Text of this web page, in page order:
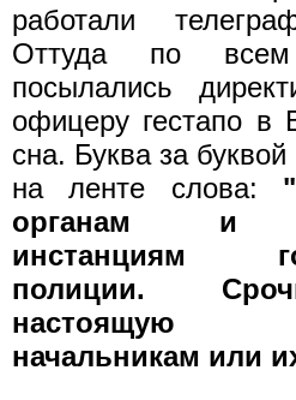
работали
Оттуда по всем
посылались
офицеру гестапо
сна. Буква за
на ленте слова:
органам и
инстанциям
полиции.
настоящую
начальникам или